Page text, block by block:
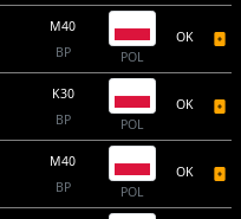
M40
BP
POL
OK
K30
BP
POL
OK
M40
BP
POL
OK